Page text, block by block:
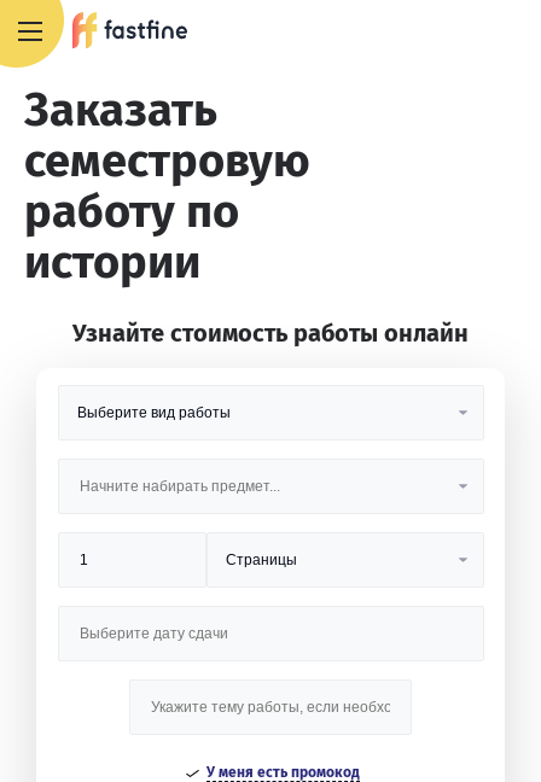
Заказать
семестровую
работу по
истории
Узнайте стоимость работы онлайн
У меня есть промокод